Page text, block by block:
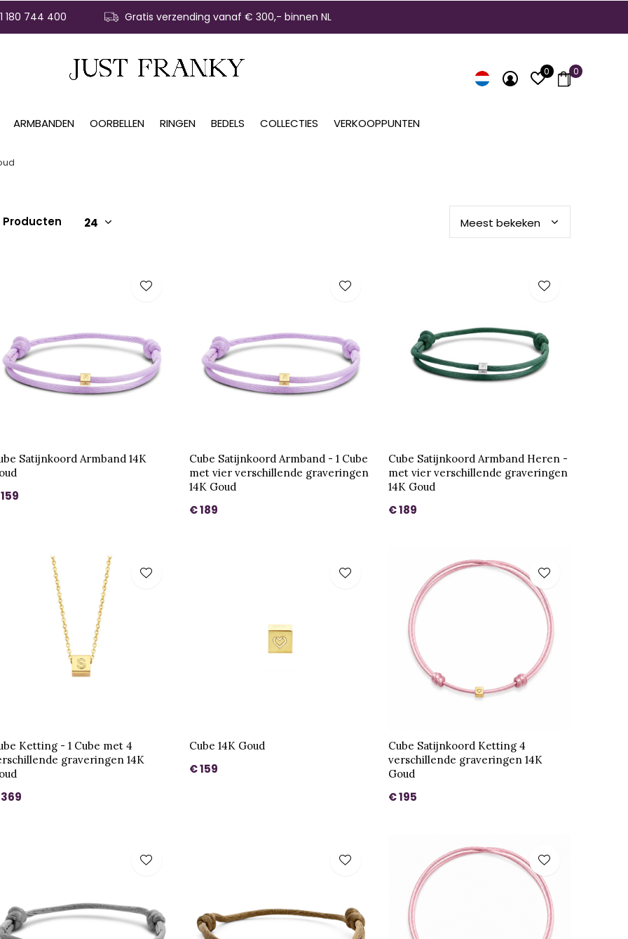
ARMBANDEN OORBELLEN RINGEN BEDELS COLLECTIES VERKOOPPUNTEN
0 0
180 744 400 Gratis verzending vanaf € 300,- binnen NL
Producten
Satijnkoord Armband 14K
Cube Satijnkoord Armband - 1 Cube
met vier verschillende graveringen
14K Goud
€ 189
Cube Satijnkoord Armband Heren -
met vier verschillende graveringen
14K Goud
€ 189
Ketting - 1 Cube met 4
graveringen 14K
Cube 14K Goud
€ 159
Cube Satijnkoord Ketting 4
verschillende graveringen 14K
Goud
€ 195